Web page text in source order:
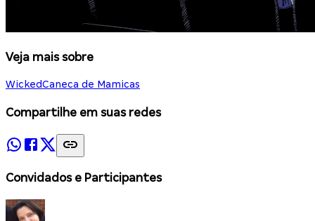
Veja mais sobre
WickedCaneca de Mamicas
Compartilhe em suas redes
Convidados e Participantes